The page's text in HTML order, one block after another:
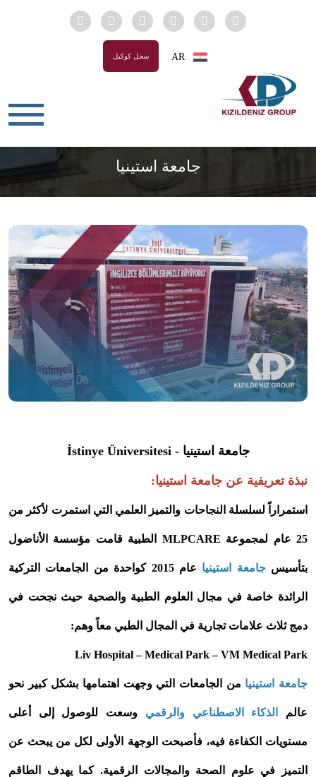
سجل كوكيل
جامعة استينيا
جامعة استينيا - İstinye Üniversitesi
نبذة تعريفية عن جامعة استينيا:
استمراراً لسلسلة النجاحات والتميز العلمي التي استمرت لأكثر من
25 عام لمجموعة MLPCARE الطبية قامت مؤسسة الأناضول
بتأسيسجامعة استينيا عام 2015 كواحدة من الجامعات التركية
الرائدة خاصة في مجال العلوم الطبية والصحية حيث نجحت في
دمج ثلاث علامات تجارية في المجال الطبي معاً وهم:
Liv Hospital – Medical Park – VM Medical Park
جامعة استينيا من الجامعات التي وجهت اهتمامها بشكل كبير نحو
عالم الذكاء الاصطناعي والرقمي وسعت للوصول إلى أعلى
مستويات الكفاءة فيه، فأصبحت الوجهة الأولى لكل من يبحث عن
التميز في علوم الصحة والمجالات الرقمية. كما يهدف الطاقم